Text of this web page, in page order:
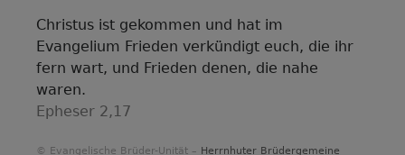
Christus ist gekommen und hat im
Evangelium Frieden verkündigt euch, die ihr
fern wart, und Frieden denen, die nahe
waren.
Epheser 2,17
© Evangelische Brüder-Unität – Herrnhuter Brüdergemeine